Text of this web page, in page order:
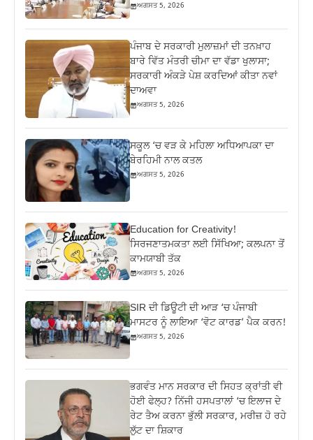
ਅਗਸਤ 5, 2026
ਪੰਜਾਬ ਦੇ ਸਰਕਾਰੀ ਮੁਲਾਜ਼ਮਾਂ ਦੀ ਤਨਖ਼ਾਹ
ਬਾਰੇ ਵਿੱਤ ਮੰਤਰੀ ਚੀਮਾ ਦਾ ਵੱਡਾ ਖੁਲਾਸਾ;
ਸਰਕਾਰੀ ਅੰਕੜੇ ਪੇਸ਼ ਕਰਦਿਆਂ ਕੀਤਾ ਨਵਾਂ
ਦਾਅਵਾ
ਅਗਸਤ 5, 2026
ਸਕੂਲ ‘ਚ ਵੜ ਕੇ ਮਹਿਲਾ ਅਧਿਆਪਕਾ ਦਾ
ਬੇਰਹਿਮੀ ਨਾਲ ਕਤਲ
ਅਗਸਤ 5, 2026
Education for Creativity!
ਸਿਰਜਣਾਤਮਕਤਾ ਲਈ ਸਿੱਖਿਆ; ਕਲਪਨਾ ਤੋਂ
ਕਾਮਯਾਬੀ ਤੱਕ
ਅਗਸਤ 5, 2026
SIR ਦੀ ਡਿਊਟੀ ਦੀ ਆੜ ‘ਚ ਪੰਜਾਬੀ
ਮਾਸਟਰ ਨੂੰ ਲਾਇਆ ‘ਵੋਟ ਕਾਰਡ’ ਪੈਕ ਕਰਨ!
ਅਗਸਤ 5, 2026
ਭਗਵੰਤ ਮਾਨ ਸਰਕਾਰ ਦੀ ਸਿਹਤ ਕ੍ਰਾਂਤੀ ਵੀ
ਹੋਈ ਫੇਲ੍ਹ? ਨਿੱਜੀ ਹਸਪਤਾਲਾਂ ‘ਚ ਇਲਾਜ ਦੇ
ਰੇਟ ਤੈਅ ਕਰਨਾ ਭੁੱਲੀ ਸਰਕਾਰ, ਮਰੀਜ਼ ਹੋ ਰਹੇ
ਲੁੱਟ ਦਾ ਸ਼ਿਕਾਰ